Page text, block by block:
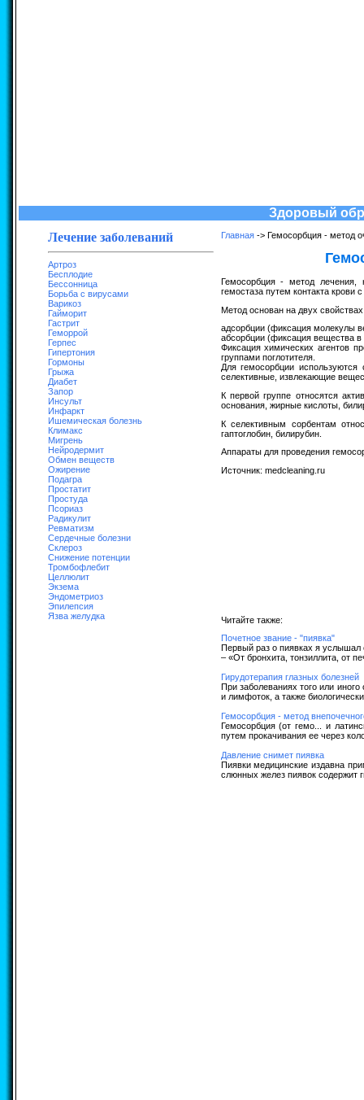
Здоровый
Лечение заболеваний
Артроз
Бесплодие
Бессонница
Борьба с вирусами
Варикоз
Гайморит
Гастрит
Геморрой
Герпес
Гипертония
Гормоны
Грыжа
Диабет
Запор
Инсульт
Инфаркт
Ишемическая болезнь
Климакс
Мигрень
Нейродермит
Обмен веществ
Ожирение
Подагра
Простатит
Простуда
Псориаз
Радикулит
Ревматизм
Сердечные болезни
Склероз
Снижение потенции
Тромбофлебит
Целлюлит
Экзема
Эндометриоз
Эпилепсия
Язва желудка
Главная-> Гемосорбция - метод
Гемосорбция - метод лечения,
гемостаза путем контакта крови
Метод основан на двух
адсорбции (фиксация молекулы
абсорбции (фиксация вещества в
Фиксация химических агентов
группами поглотителя.
Для гемосорбции
селективные, извлекающие
К первой группе относятся
основания, жирные кислоты,
К селективным сорбентам
гаптоглобин, билирубин.
Аппараты для проведения
Источник: medcleaning.ru
Читайте также:
Почетное звание - "пиявка"
Первый раз о пиявках я услышал
– «От бронхита, тонзиллита, от
Гирудотерапия глазных болезней
При заболеваниях того или
и лимфоток, а также
Гемосорбция - метод
Гемосорбция (от гемо... и
путем прокачивания ее через
Давление снимет пиявка
Пиявки медицинские издавна
слюнных желез пиявок содержит